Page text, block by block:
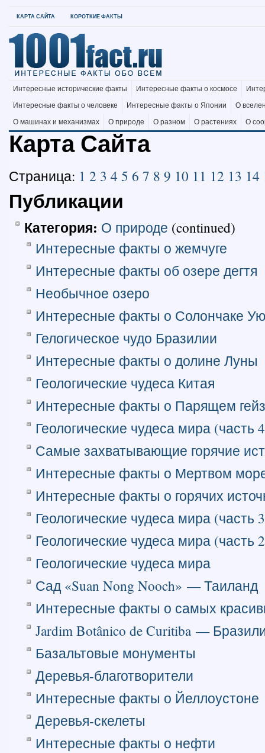
КАРТА САЙТА КОРОТКИЕ ФАКТЫ
Интересные исторические факты Интересные факты о космосе
Интересные факты о человеке
Интересные факты о Японии
О
О машинах и механизмах
О природе О разном О растениях О
Карта Сайта
Страница: 1 2 3 4 5 6 7 8 9 10 11 12 13 14
Публикации
Категория: О природе (continued)
Интересные факты о жемчуге
Интересные факты об озере дегтя
Необычное озеро
Интересные факты о Солончаке
Гелогическое чудо Бразилии
Интересные факты о долине Луны
Геологические чудеса Китая
Интересные факты о Парящем
Геологические чудеса мира (часть
Самые захватывающие горячие
Интересные факты о Мертвом
Интересные факты о горячих
Геологические чудеса мира (часть
Геологические чудеса мира (часть
Геологические чудеса мира
Сад «Suan Nong Nooch» — Таиланд
Интересные факты о самых
Jardim Botânico de Curitiba —
Базальтовые монументы
Деревья-благотворители
Интересные факты о Йеллоустоне
Деревья-скелеты
Интересные факты о нефти